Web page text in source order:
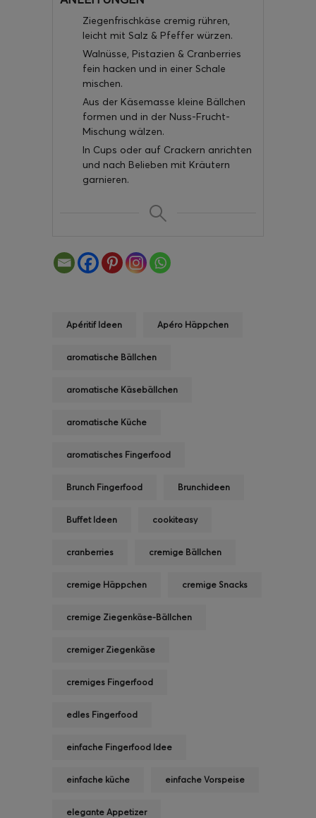
Ziegenfrischkäse cremig rühren,
leicht mit Salz & Pfeffer würzen.
Walnüsse, Pistazien & Cranberries
fein hacken und in einer Schale
mischen.
Aus der Käsemasse kleine Bällchen
formen und in der Nuss-Frucht-
Mischung wälzen.
In Cups oder auf Crackern anrichten
und nach Belieben mit Kräutern
garnieren.
Apéritif Ideen Apéro Häppchen
aromatische Bällchen
aromatische Käsebällchen
aromatische Küche
aromatisches Fingerfood
Brunch Fingerfood Brunchideen
Buffet Ideen cookiteasy
cranberries cremige Bällchen
cremige Häppchen cremige Snacks
cremige Ziegenkäse-Bällchen
cremiger Ziegenkäse
cremiges Fingerfood
edles Fingerfood
einfache Fingerfood Idee
einfache küche einfache Vorspeise
elegante Appetizer